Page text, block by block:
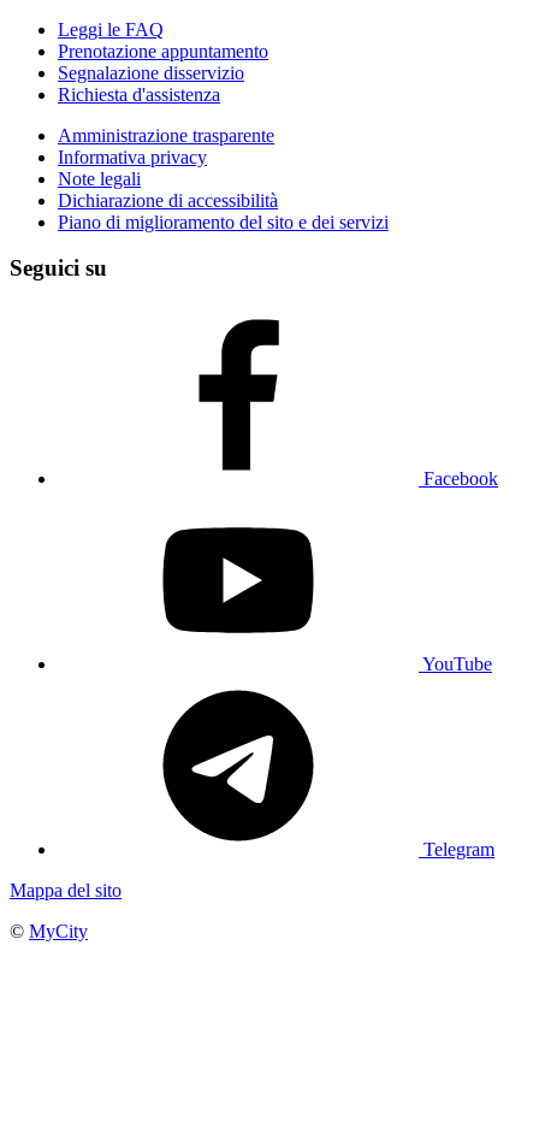
Leggi le FAQ
Prenotazione appuntamento
Segnalazione disservizio
Richiesta d'assistenza
Amministrazione trasparente
Informativa privacy
Note legali
Dichiarazione di accessibilità
Piano di miglioramento del sito e dei servizi
Seguici su
Facebook
YouTube
Telegram
Mappa del sito
© MyCity